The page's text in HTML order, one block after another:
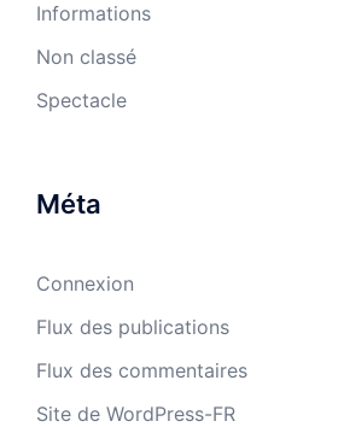
Informations
Non classé
Spectacle
Méta
Connexion
Flux des publications
Flux des commentaires
Site de WordPress-FR